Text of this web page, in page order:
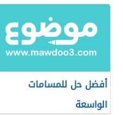
أفضل حل للمسامات
الواسعة